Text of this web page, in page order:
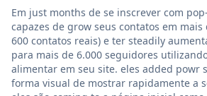
Em just months de se inscrever com
capazes de grow seus contatos em mais
600 contatos reais) e ter steadily
para mais de 6.000 seguidores
alimentar em seu site. eles added powr
forma visual de mostrar rapidamente a